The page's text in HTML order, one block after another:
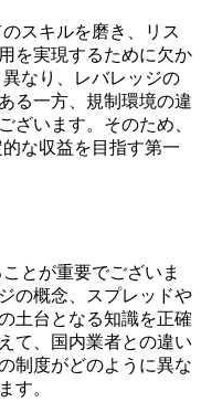
スキルを磨き、リス
を実現するために欠か
なり、レバレッジの
る一方、規制環境の違
ざいます。そのため、
な収益を目指す第一
とが重要でございま
の概念、スプレッドや
土台となる知識を正確
て、国内業者との違い
制度がどのように異な
す。